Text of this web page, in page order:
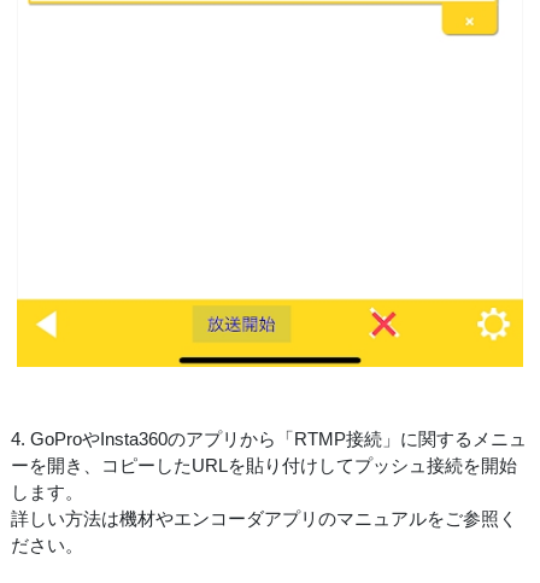
4. GoProやInsta360のアプリから「RTMP接続」に関するメニュ
ーを開き、コピーしたURLを貼り付けしてプッシュ接続を開始
します。
詳しい方法は機材やエンコーダアプリのマニュアルをご参照く
ださい。